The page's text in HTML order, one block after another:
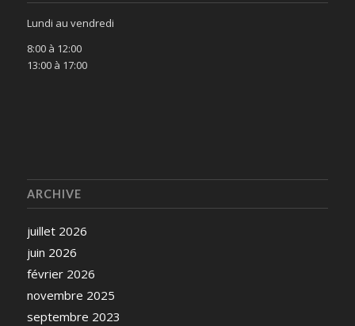
Lundi au vendredi
8:00 à 12:00
13:00 à 17:00
ARCHIVE
juillet 2026
juin 2026
février 2026
novembre 2025
septembre 2023